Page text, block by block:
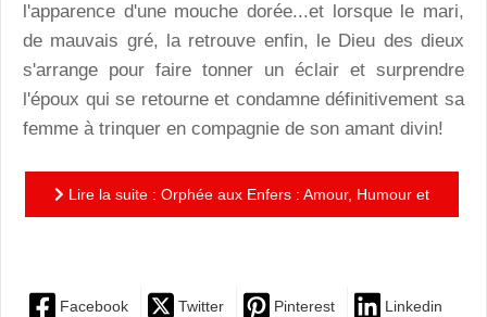
l'apparence d'une mouche dorée...et lorsque le mari,
de mauvais gré, la retrouve enfin, le Dieu des dieux
s'arrange pour faire tonner un éclair et surprendre
l'époux qui se retourne et condamne définitivement sa
femme à trinquer en compagnie de son amant divin!
Lire la suite : Orphée aux Enfers : Amour, Humour et
Facebook Twitter Pinterest Linkedin